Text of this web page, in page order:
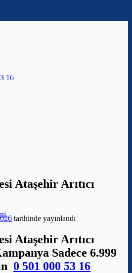
16
Ataşehir Arıtıcı
tarihinde yayınlandı
Ataşehir Arıtıcı
Sadece 6.999
0 501 000 53 16